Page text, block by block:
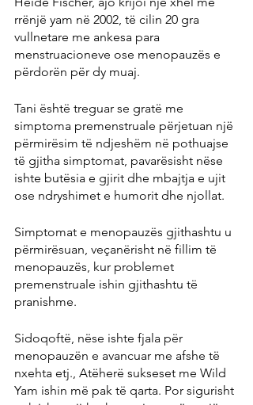
rrënjë yam në 2002, të cilin 20 gra
vullnetare me ankesa para
menstruacioneve ose menopauzës e
përdorën për dy muaj.
Tani është treguar se gratë me
simptoma premenstruale përjetuan një
përmirësim të ndjeshëm në pothuajse
të gjitha simptomat, pavarësisht nëse
ishte butësia e gjirit dhe mbajtja e ujit
ose ndryshimet e humorit dhe njollat.
Simptomat e menopauzës gjithashtu u
përmirësuan, veçanërisht në fillim të
menopauzës, kur problemet
premenstruale ishin gjithashtu të
pranishme.
Sidoqoftë, nëse ishte fjala për
menopauzën e avancuar me afshe të
nxehta etj., Atëherë sukseset me Wild
Yam ishin më pak të qarta. Por sigurisht